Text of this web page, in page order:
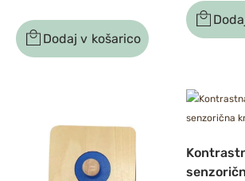
Dodaj v košarico